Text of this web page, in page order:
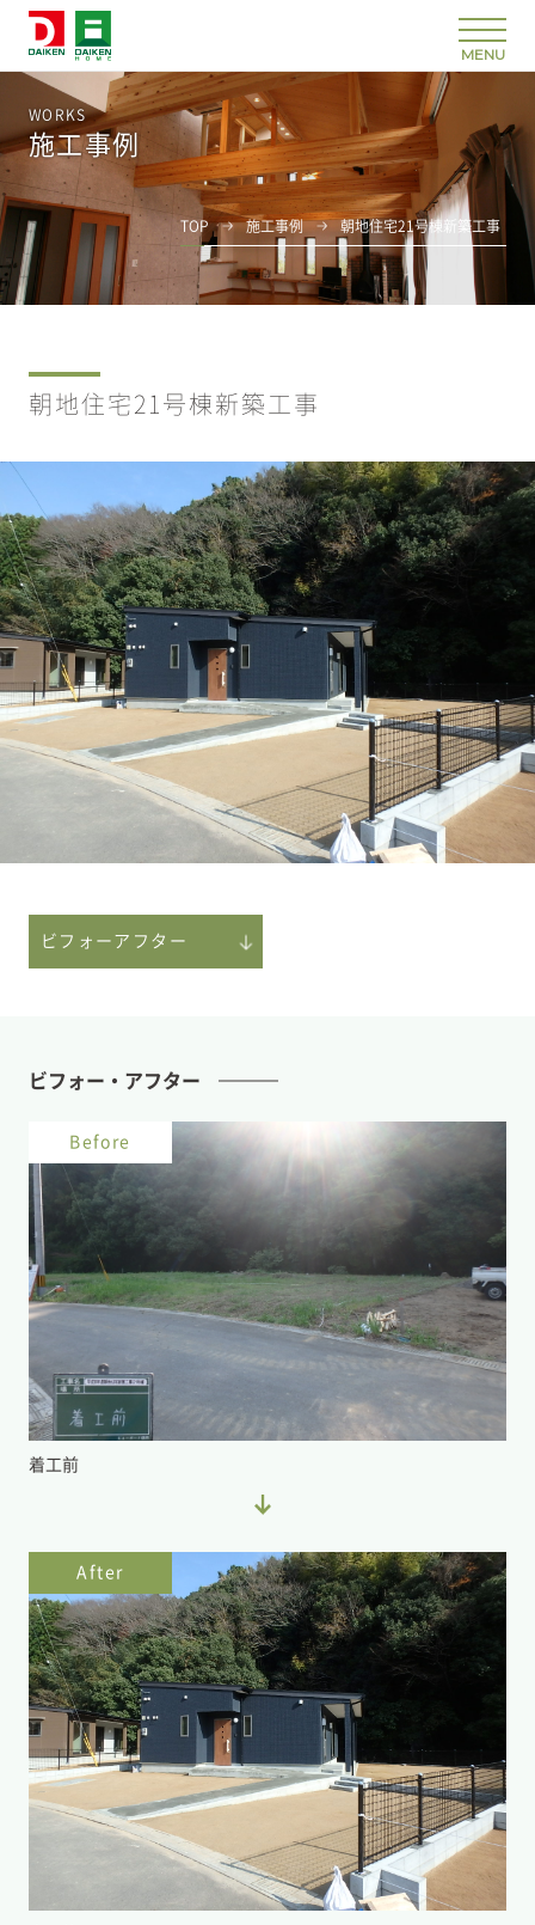
WORKS
施工事例
TOP 施工事例 朝地住宅21号棟新築工事
朝地住宅21号棟新築工事
ビフォーアフター
ビフォー・アフター
Before
着工前
After